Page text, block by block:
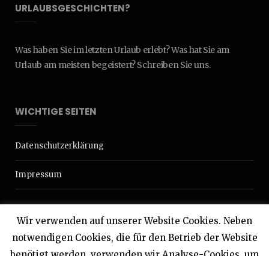
URLAUBSGESCHICHTEN?
Was haben Sie im letzten Urlaub erlebt? Was hat Sie am
Urlaub am meisten begeistert? Schreiben Sie uns.
WICHTIGE SEITEN
Datenschutzerklärung
Impressum
Wir verwenden auf unserer Website Cookies. Neben
notwendigen Cookies, die für den Betrieb der Website